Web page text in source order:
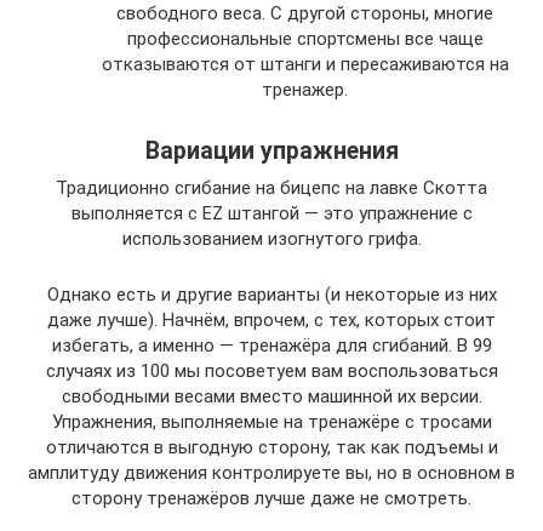
свободного веса. С другой стороны, многие
профессиональные спортсмены все чаще
отказываются от штанги и пересаживаются на
тренажер.
Вариации упражнения
Традиционно сгибание на бицепс на лавке Скотта
выполняется с EZ штангой — это упражнение с
использованием изогнутого грифа.
Однако есть и другие варианты (и некоторые из них
даже лучше). Начнём, впрочем, с тех, которых стоит
избегать, а именно — тренажёра для сгибаний. В 99
случаях из 100 мы посоветуем вам воспользоваться
свободными весами вместо машинной их версии.
Упражнения, выполняемые на тренажёре с тросами
отличаются в выгодную сторону, так как подъемы и
амплитуду движения контролируете вы, но в основном в
сторону тренажёров лучше даже не смотреть.